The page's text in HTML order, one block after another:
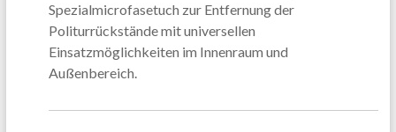
Spezialmicrofasetuch zur Entfernung der
Politurrückstände mit universellen
Einsatzmöglichkeiten im Innenraum und
Außenbereich.